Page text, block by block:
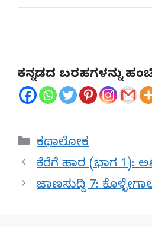
ಕನ್ನಡದ ಬರಹಗಳನ್ನು
Categories
ಕಥಾಲೋಕ
ಕೆರೆಗೆ ಹಾರ (ಭಾಗ 1):
ಜಾಣಸುದ್ದಿ 7: